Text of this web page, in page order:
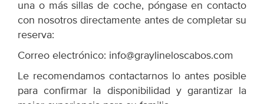
una o más sillas de coche, póngase en contacto
con nosotros directamente antes de completar su
reserva:
Correo electrónico: info@graylineloscabos.com
Le recomendamos contactarnos lo antes posible
para confirmar la disponibilidad y garantizar la